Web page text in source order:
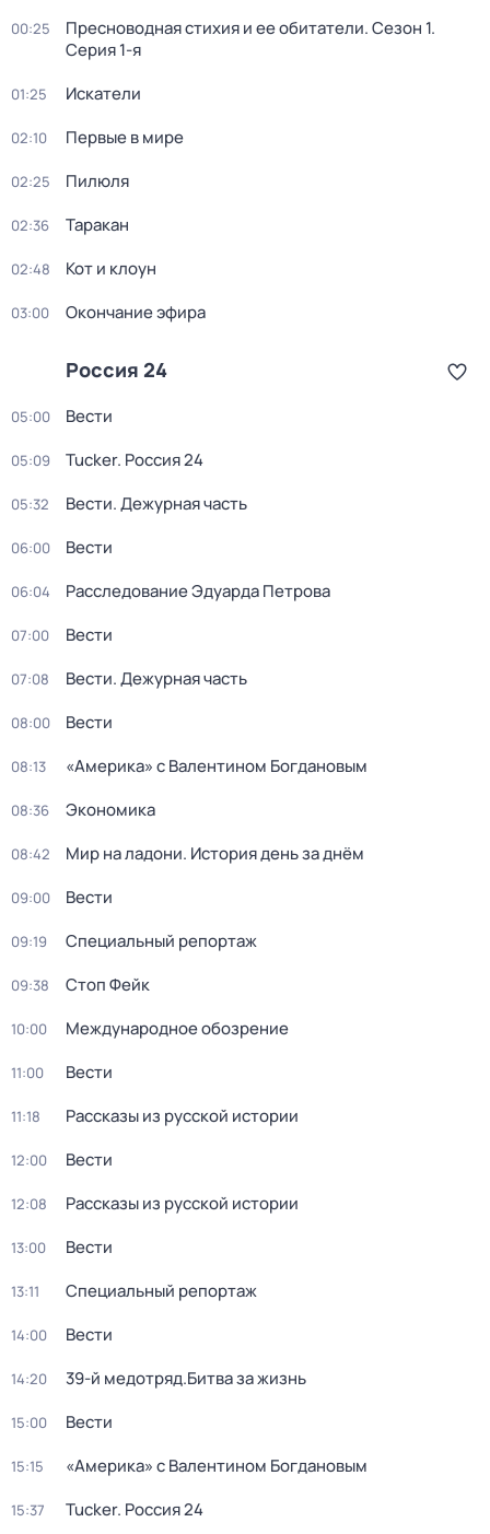
00:25 Пресноводная стихия и ее обитатели. Сезон 1.
Серия 1-я
01:25 Искатели
02:10 Первые в мире
02:25 Пилюля
02:36 Таракан
02:48 Кот и клоун
03:00 Окончание эфира
Россия 24
05:00 Вести
05:09 Tucker. Россия 24
05:32 Вести. Дежурная часть
06:00 Вести
06:04 Расследование Эдуарда Петрова
07:00 Вести
07:08 Вести. Дежурная часть
08:00 Вести
08:13 «Америка» с Валентином Богдановым
08:36 Экономика
08:42 Мир на ладони. История день за днём
09:00 Вести
09:19 Специальный репортаж
09:38 Стоп Фейк
10:00 Международное обозрение
11:00 Вести
11:18 Рассказы из русской истории
12:00 Вести
12:08 Рассказы из русской истории
13:00 Вести
13:11 Специальный репортаж
14:00 Вести
14:20 39-й медотряд.Битва за жизнь
15:00 Вести
15:15 «Америка» с Валентином Богдановым
15:37 Tucker. Россия 24